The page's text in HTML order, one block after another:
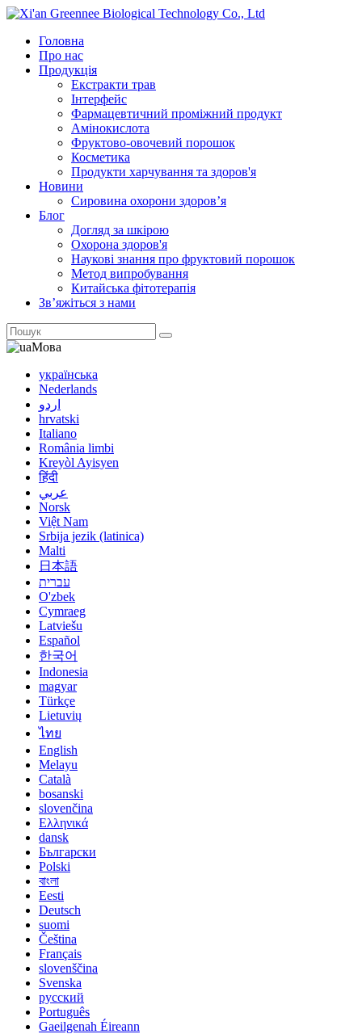
Головна
Про нас
Продукція
Екстракти трав
Інтерфейс
Фармацевтичний проміжний продукт
Амінокислота
Фруктово-овочевий порошок
Косметика
Продукти харчування та здоров'я
Новини
Сировина охорони здоров’я
Блог
Догляд за шкірою
Охорона здоров'я
Наукові знання про фруктовий порошок
Метод випробування
Китайська фітотерапія
Зв’яжіться з нами
Мова
українська
Nederlands
اردو
hrvatski
Italiano
România limbi
Kreyòl Ayisyen
हिंदी
عربي
Norsk
Việt Nam
Srbija jezik (latinica)
Malti
日本語
עברית
O'zbek
Cymraeg
Latviešu
Español
한국어
Indonesia
magyar
Türkçe
Lietuvių
ไทย
English
Melayu
Català
bosanski
slovenčina
Ελληνικά
dansk
Български
Polski
বাংলা
Eesti
Deutsch
suomi
Čeština
Français
slovenščina
Svenska
русский
Português
Gaeilgenah Éireann